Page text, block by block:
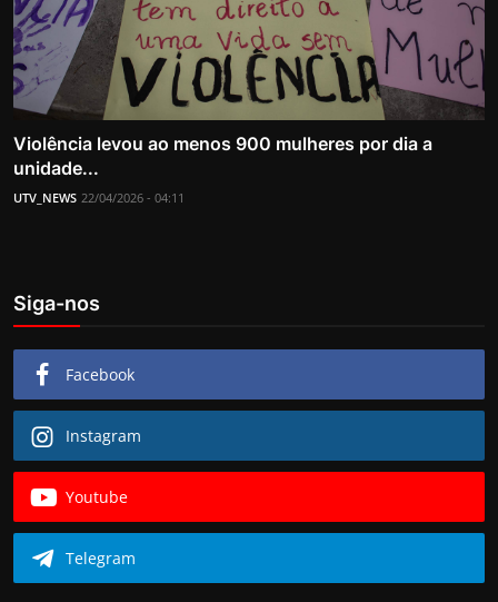
Violência levou ao menos 900 mulheres por dia a
unidade...
UTV_NEWS 22/04/2026 - 04:11
Siga-nos
Facebook
Instagram
Youtube
Telegram